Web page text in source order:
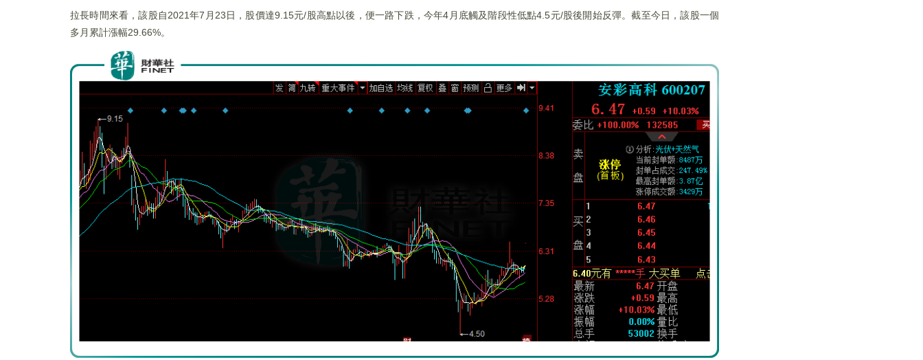
拉長時間來看，該股自2021年7月23日，股價達9.15元/股高點以後，便一路下跌，今年4月底觸及階段性低點4.5元/股後開始反彈。截至今日，該股一個
多月累計漲幅29.66%。